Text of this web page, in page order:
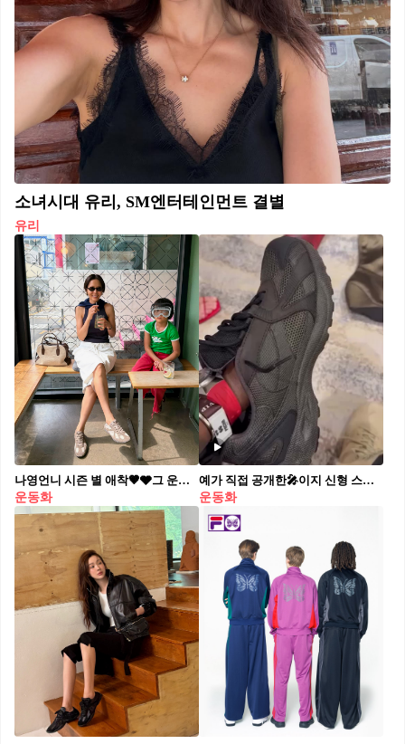
소녀시대 유리, SM엔터테인먼트 결별
유리
나영언니 시즌 별 애착🤎🩶그 운동화
운동화
예가 직접 공개한🎤이지 신형 스니커즈
운동화